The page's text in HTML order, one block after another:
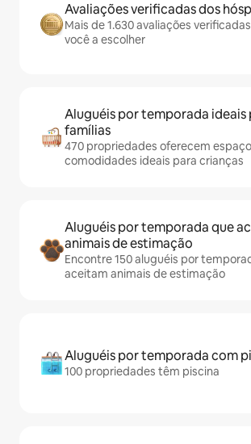
Avaliações verificadas dos
Mais de 1.630 avaliações
você a escolher
Aluguéis por temporada ideais
famílias
470 propriedades oferecem
comodidades ideais para crianças
Aluguéis por temporada que
animais de estimação
Encontre 150 aluguéis por
aceitam animais de estimação
Aluguéis por temporada com
100 propriedades têm piscina